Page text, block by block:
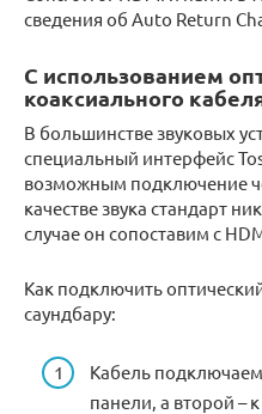
сведения об Auto Return
С использованием
коаксиального
В большинстве звуковых
специальный интерфейс
возможным подключение
качестве звука стандарт
случае он сопоставим с
Как подключить
саундбару:
Кабель
панели, а второй – к